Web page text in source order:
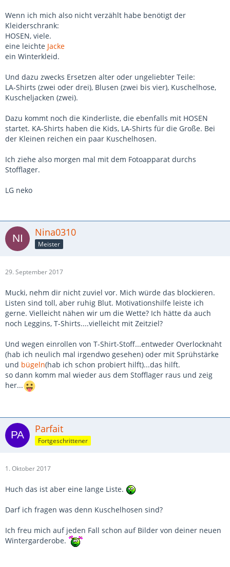
Wenn ich mich also nicht verzählt habe benötigt der
Kleiderschrank:
HOSEN, viele.
eine leichte Jacke
ein Winterkleid.
Und dazu zwecks Ersetzen alter oder ungeliebter Teile:
LA-Shirts (zwei oder drei), Blusen (zwei bis vier), Kuschelhose,
Kuscheljacken (zwei).
Dazu kommt noch die Kinderliste, die ebenfalls mit HOSEN
startet. KA-Shirts haben die Kids, LA-Shirts für die Große. Bei
der Kleinen reichen ein paar Kuschelhosen.
Ich ziehe also morgen mal mit dem Fotoapparat durchs
Stofflager.
LG neko
Nina0310
Meister
29. September 2017
Mucki, nehm dir nicht zuviel vor. Mich würde das blockieren.
Listen sind toll, aber ruhig Blut. Motivationshilfe leiste ich
gerne. Vielleicht nähen wir um die Wette? Ich hätte da auch
noch Leggins, T-Shirts....vielleicht mit Zeitziel?
Und wegen einrollen von T-Shirt-Stoff...entweder Overlocknaht
(hab ich neulich mal irgendwo gesehen) oder mit Sprühstärke
und bügeln(hab ich schon probiert hilft)...das hilft.
so dann komm mal wieder aus dem Stofflager raus und zeig
her...
Parfait
Fortgeschrittener
1. Oktober 2017
Huch das ist aber eine lange Liste.
Darf ich fragen was denn Kuschelhosen sind?
Ich freu mich auf jeden Fall schon auf Bilder von deiner neuen
Wintergarderobe.